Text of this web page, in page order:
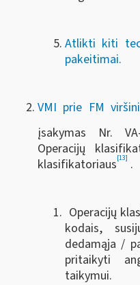
Atlikti kiti
pakeitimai.
VMI prie FM
įsakymas Nr.
Operacijų
klasifikatoriaus[13] .
Operacijų
kodais,
dedamąja /
pritaikyti
taikymui.